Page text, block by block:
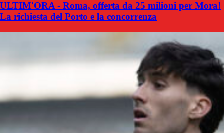
ULTIM'ORA - Roma, offerta da 25 milioni per Mora!
La richiesta del Porto e la concorrenza